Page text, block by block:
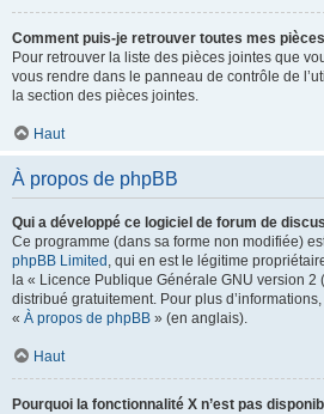
Comment puis-je retrouver toutes mes
Pour retrouver la liste des pièces jointes que
vous rendre dans le panneau de contrôle de
la section des pièces jointes.
Haut
À propos de phpBB
Qui a développé ce logiciel de forum de
Ce programme (dans sa forme non modifiée)
phpBB Limited , qui en est le légitime
la « Licence Publique Générale GNU version 2
distribué gratuitement. Pour plus
« À propos de phpBB » (en anglais).
Haut
Pourquoi la fonctionnalité X n’est pas